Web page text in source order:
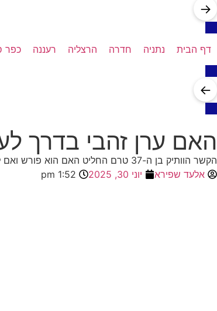
→
דף הבית נתניה חדרה הרצליה רעננה כפר
←
האם ערן זהבי בדרך
הקשר הוותיק בן ה-37 טרם החליט האם הוא פורש ואם לא, היכן יחתום?
אלעד שפירא
יוני 30, 2025 1:52 pm